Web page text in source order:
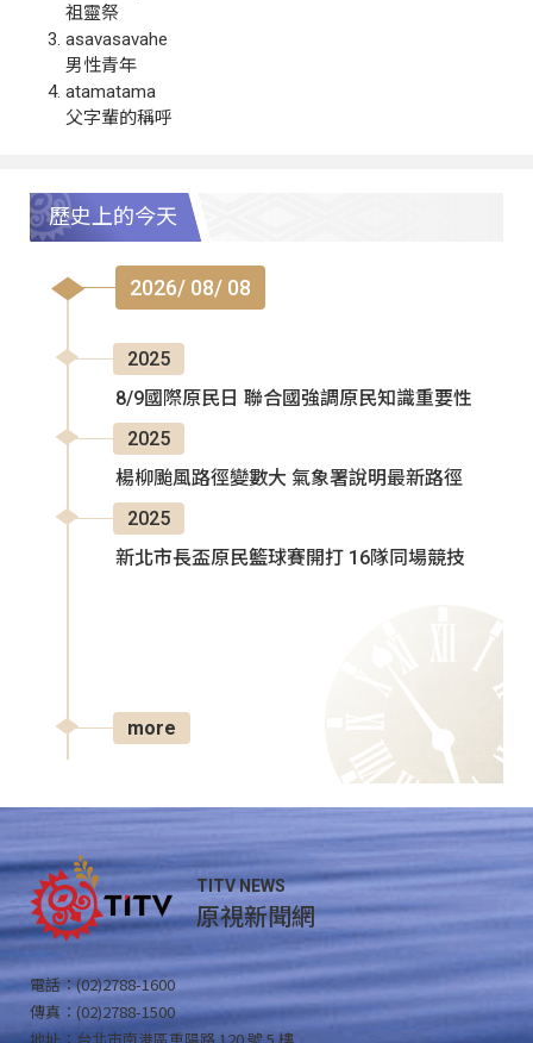
祖靈祭
asavasavahe
男性青年
atamatama
父字輩的稱呼
歷史上的今天
2026/ 08/ 08
2025
8/9國際原民日 聯合國強調原民知識重要性
2025
楊柳颱風路徑變數大 氣象署說明最新路徑
2025
新北市長盃原民籃球賽開打 16隊同場競技
more
TITV NEWS
原視新聞網
電話：(02)2788-1600
傳真：(02)2788-1500